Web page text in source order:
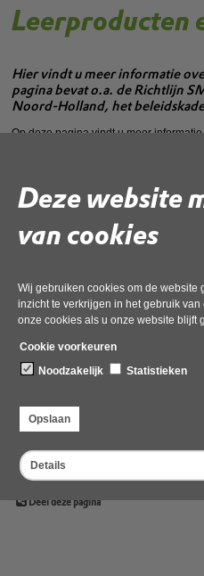
Deze website
van cookies
Wij gebruiken cookies om de website
inzicht te verkrijgen in het gebruik
onze cookies als u onze website blijft
Cookie voorkeuren
Noodzakelijk
Statistieken
Opslaan
Details
Leerproducten
Hier vindt u meer informatie
pagina bevat o.a. de Richtlijn
Noord-Holland, het
Op deze pagina vindt u meer
- Beleidskader:
pre-SMP - PNH
onderzoek - Provincie
- Populatie inschatting:
gebouwbewonende
- Informatieblad en
Soortenmanagementplan
- Projectplan:
- Infobijeenkomst Pre-
Deel deze pagina